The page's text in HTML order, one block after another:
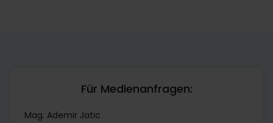
Für Medienanfragen:
Mag. Ademir Jatic